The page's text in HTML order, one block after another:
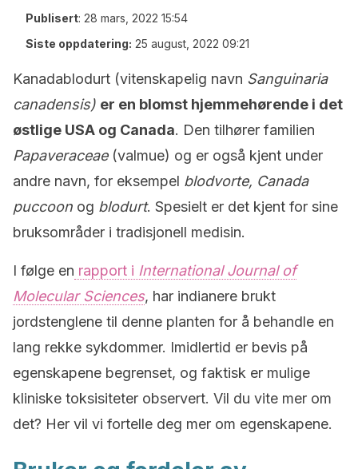
Publisert: 28 mars, 2022 15:54
Siste oppdatering: 25 august, 2022 09:21
Kanadablodurt (vitenskapelig navn Sanguinaria
canadensis) er en blomst hjemmehørende i det
østlige USA og Canada. Den tilhører familien
Papaveraceae(valmue) og er også kjent under
andre navn, for eksempel blodvorte, Canada
puccoon og blodurt. Spesielt er det kjent for sine
bruksområder i tradisjonell medisin.
I følge en rapport i International Journal of
Molecular Sciences, har indianere brukt
jordstenglene til denne planten for å behandle en
lang rekke sykdommer. Imidlertid er bevis på
egenskapene begrenset, og faktisk er mulige
kliniske toksisiteter observert. Vil du vite mer om
det? Her vil vi fortelle deg mer om egenskapene.